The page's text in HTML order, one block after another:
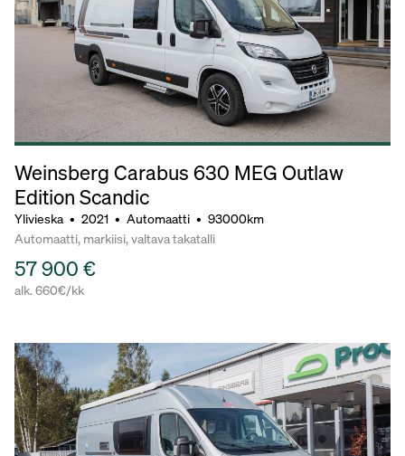
Weinsberg Carabus 630 MEG Outlaw
Edition Scandic
Ylivieska • 2021 • Automaatti • 93000km
Automaatti, markiisi, valtava takatalli
57 900 €
alk. 660€/kk